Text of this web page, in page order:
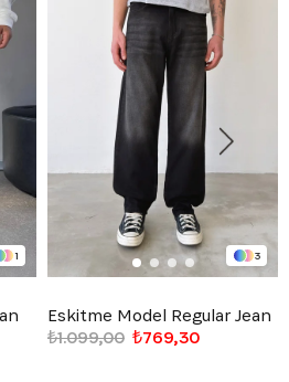
1 3
Eskitme Model Regular Jean
₺769,30
₺1.099,00